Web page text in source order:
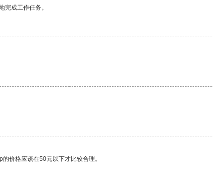
成工作任务。
价格应该在50元以下才比较合理。